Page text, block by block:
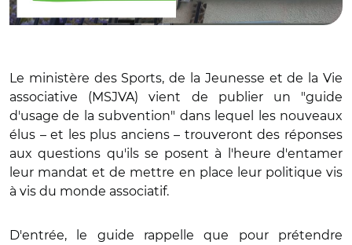
Le ministère des Sports, de la Jeunesse et de la Vie
associative (MSJVA) vient de publier un "guide
d'usage de la subvention" dans lequel les nouveaux
élus – et les plus anciens – trouveront des réponses
aux questions qu'ils se posent à l'heure d'entamer
leur mandat et de mettre en place leur politique vis
à vis du monde associatif.
D'entrée, le guide rappelle que pour prétendre